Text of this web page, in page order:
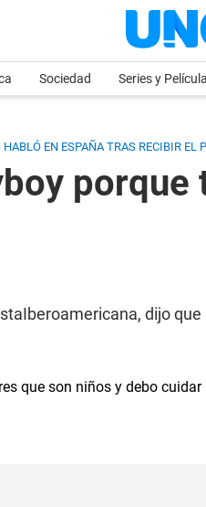
Sociedad Series y
EN ESPAÑA TRAS RECIBIR
dijo que
que son niños y debo cuidar